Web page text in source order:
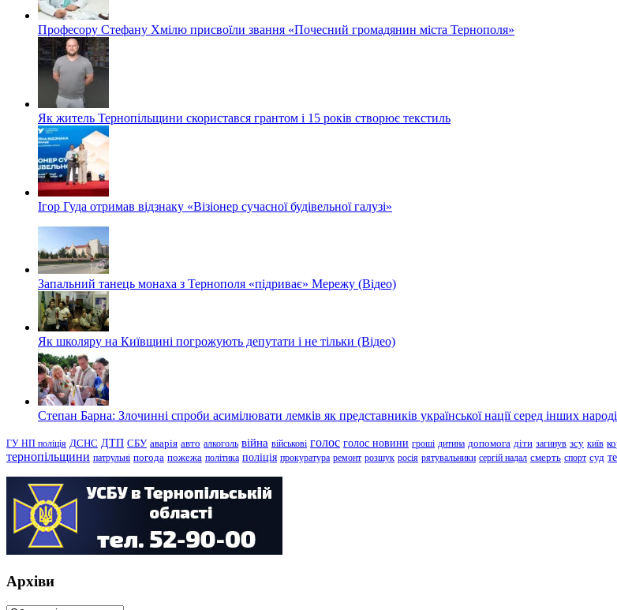
Професору Стефану Хмілю присвоїли звання «Почесний громадянин міста Тернополя»
Як житель Тернопільщини скористався грантом і 15 років створює текстиль
Ігор Гуда отримав відзнаку «Візіонер сучасної будівельної галузі»
Запальний танець монаха з Тернополя «підриває» Мережу (Відео)
Як школяру на Київщині погрожують депутати і не тільки (Відео)
Степан Барна: Злочинні спроби асимілювати лемків як представників української нації серед інших
ГУ НП поліція ДСНС ДТП СБУ аварія авто алкоголь війна військові голос голос новини гроші дитина допомога діти загинув зсу київ
тернопільщини патрульні погода пожежа політика поліція прокуратура ремонт розшук росія рятувальники сергій надал смерть спорт суд
Архіви